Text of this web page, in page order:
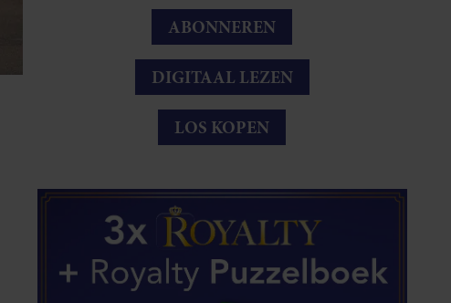
ABONNEREN
DIGITAAL LEZEN
LOS KOPEN